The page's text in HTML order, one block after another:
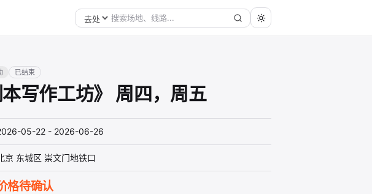
已结束
本写作工坊》 周四，周五
05-22 - 2026-06-26
京 东城区 崇文门地铁口
格待确认